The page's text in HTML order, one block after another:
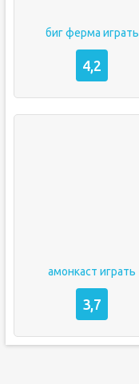
биг ферма играть
4,2
амонкаст играть
3,7